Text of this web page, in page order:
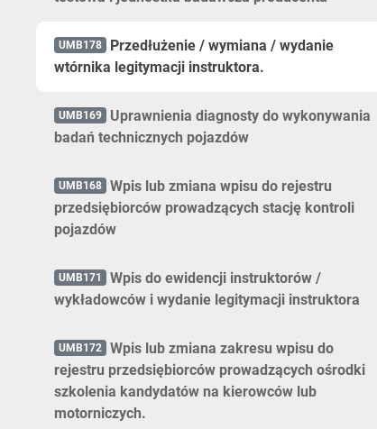
UMB178 Przedłużenie / wymiana / wydanie
wtórnika legitymacji instruktora.
UMB169 Uprawnienia diagnosty do wykonywania
badań technicznych pojazdów
UMB168 Wpis lub zmiana wpisu do rejestru
przedsiębiorców prowadzących stację kontroli
pojazdów
UMB171 Wpis do ewidencji instruktorów /
wykładowców i wydanie legitymacji instruktora
UMB172 Wpis lub zmiana zakresu wpisu do
rejestru przedsiębiorców prowadzących ośrodki
szkolenia kandydatów na kierowców lub
motorniczych.